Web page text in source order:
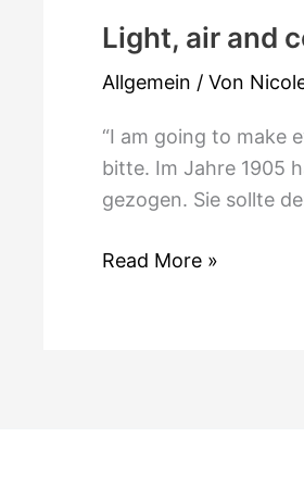
Light, air and
Allgemein / Von
“I am going to make
bitte. Im Jahre 1905
gezogen. Sie sollte
Read More »